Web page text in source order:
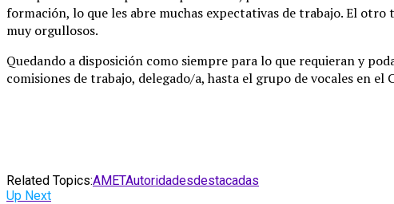
formación, lo que les abre muchas expectativas de trabajo. El
muy orgullosos.
Quedando a disposición como siempre para lo que requieran y
comisiones de trabajo, delegado/a, hasta el grupo de vocales en el
Related Topics:AMETAutoridadesdestacadas
Up Next